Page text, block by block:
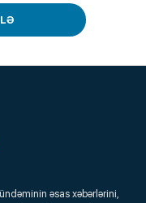
əsas xəbərlərini,